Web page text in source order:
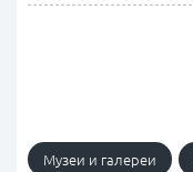
Музеи и галереи